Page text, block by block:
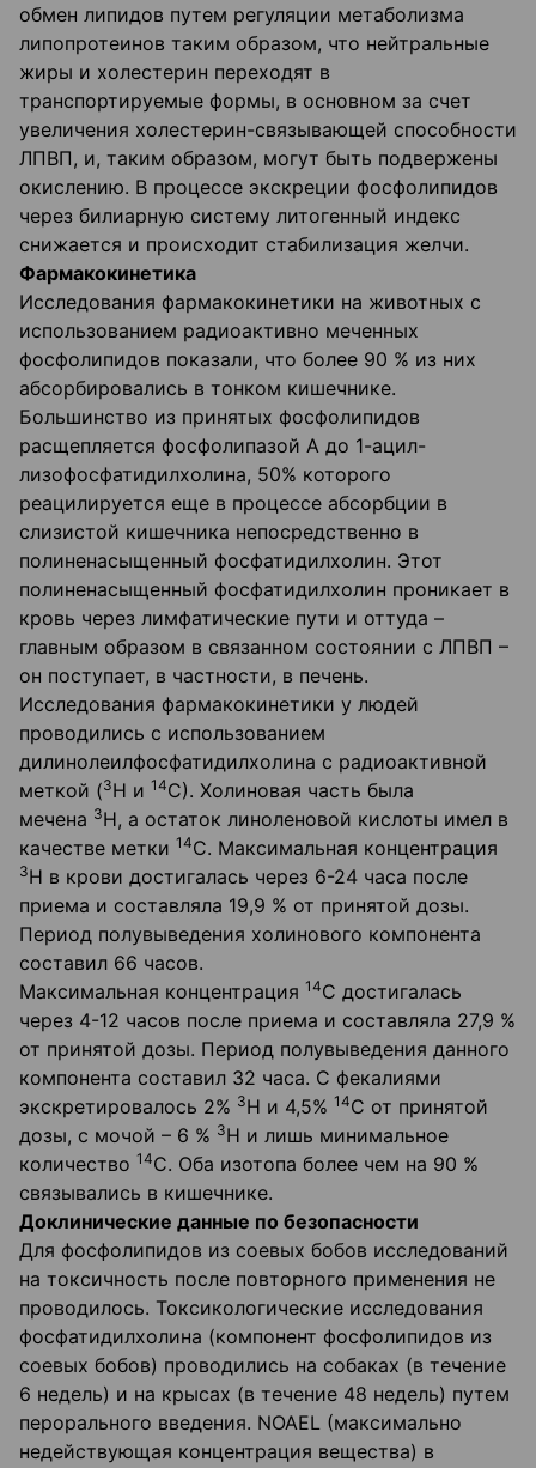
обмен липидов путем регуляции метаболизма
липопротеинов таким образом, что нейтральные
жиры и холестерин переходят в
транспортируемые формы, в основном за счет
увеличения холестерин-связывающей способности
ЛПВП, и, таким образом, могут быть подвержены
окислению. В процессе экскреции фосфолипидов
через билиарную систему литогенный индекс
снижается и происходит стабилизация желчи.
Фармакокинетика
Исследования фармакокинетики на животных с
использованием радиоактивно меченных
фосфолипидов показали, что более 90 % из них
абсорбировались в тонком кишечнике.
Большинство из принятых фосфолипидов
расщепляется фосфолипазой А до 1-ацил-
лизофосфатидилхолина, 50% которого
реацилируется еще в процессе абсорбции в
слизистой кишечника непосредственно в
полиненасыщенный фосфатидилхолин. Этот
полиненасыщенный фосфатидилхолин проникает в
кровь через лимфатические пути и оттуда –
главным образом в связанном состоянии с ЛПВП –
он поступает, в частности, в печень.
Исследования фармакокинетики у людей
проводились с использованием
дилинолеилфосфатидилхолина с радиоактивной
меткой (3Н и 14С). Холиновая часть была
мечена 3Н, а остаток линоленовой кислоты имел в
качестве метки 14С. Максимальная концентрация
3Н в крови достигалась через 6-24 часа после
приема и составляла 19,9 % от принятой дозы.
Период полувыведения холинового компонента
составил 66 часов.
Максимальная концентрация 14С достигалась
через 4-12 часов после приема и составляла 27,9 %
от принятой дозы. Период полувыведения данного
компонента составил 32 часа. С фекалиями
экскретировалось 2% 3Н и 4,5% 14С от принятой
дозы, с мочой – 6 % 3Н и лишь минимальное
количество 14С. Оба изотопа более чем на 90 %
связывались в кишечнике.
Доклинические данные по безопасности
Для фосфолипидов из соевых бобов исследований
на токсичность после повторного применения не
проводилось. Токсикологические исследования
фосфатидилхолина (компонент фосфолипидов из
соевых бобов) проводились на собаках (в течение
6 недель) и на крысах (в течение 48 недель) путем
перорального введения. NOAEL (максимально
недействующая концентрация вещества) в